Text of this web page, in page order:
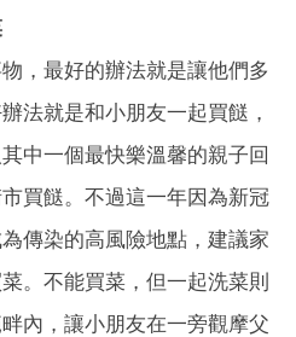
，最好的辦法就是讓他們多
法就是和小朋友一起買餸，
中一個最快樂溫馨的親子回
買餸。不過這一年因為新冠
傳染的高風險地點，建議家
。不能買菜，但一起洗菜則
內，讓小朋友在一旁觀摩父